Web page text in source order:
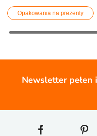
Opakowania na prezenty
Newsletter pełen